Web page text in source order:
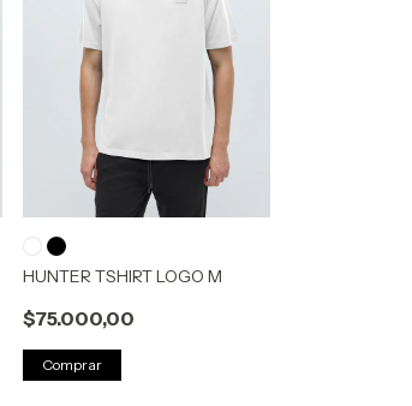
HUNTER TSHIRT LOGO M
$75.000,00
Comprar